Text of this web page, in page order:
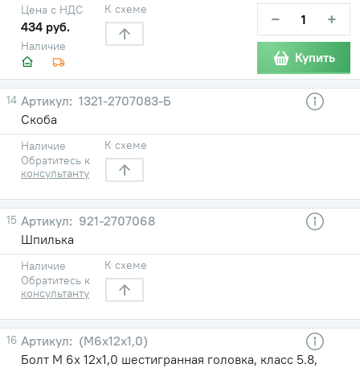
Наличие
Цена с НДС
434 руб.
К схеме − +
Купить
14
1321-2707083-Б
Скоба
Наличие
Обратитесь к
консультанту
К схеме
15
921-2707068
Шпилька
Наличие
Обратитесь к
консультанту
К схеме
16
(М6х12х1,0)
Болт М 6х 12х1,0 шестигранная головка, класс 5.8,